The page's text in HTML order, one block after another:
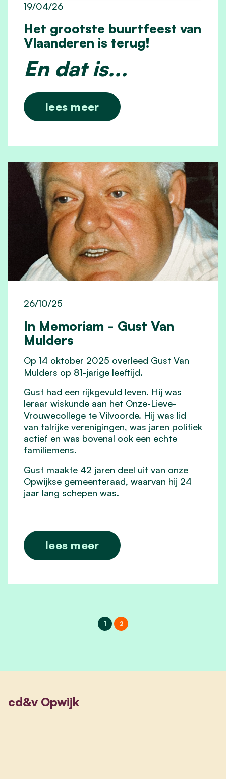
Het grootste buurtfeest van
Vlaanderen is terug!
19/04/26
En dat is...
lees meer
In Memoriam - Gust Van
Mulders
26/10/25
Op 14 oktober 2025 overleed Gust Van
Mulders op 81-jarige leeftijd.
Gust had een rijkgevuld leven. Hij was
leraar wiskunde aan het Onze-Lieve-
Vrouwecollege te Vilvoorde. Hij was lid
van talrijke verenigingen, was jaren politiek
actief en was bovenal ook een echte
familiemens.
Gust maakte 42 jaren deel uit van onze
Opwijkse gemeenteraad, waarvan hij 24
jaar lang schepen was.
lees meer
1 2
cd&v Opwijk